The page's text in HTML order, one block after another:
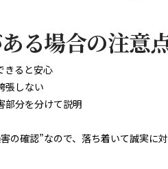
る場合の注意
きると安心
張しない
部分を分けて説明
の確認”なので、落ち着いて誠実に